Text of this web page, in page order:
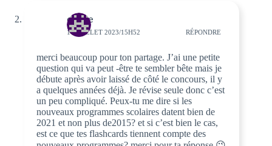
emilie
11 JUILLET 2023/15H52 RÉPONDRE
merci beaucoup pour ton partage. J’ai une petite
question qui va peut -être te sembler bête mais je
débute après avoir laissé de côté le concours, il y
a quelques années déjà. Je révise seule donc c’est
un peu compliqué. Peux-tu me dire si les
nouveaux programmes scolaires datent bien de
2021 et non plus de2015? et si c’est bien le cas,
est ce que tes flashcards tiennent compte des